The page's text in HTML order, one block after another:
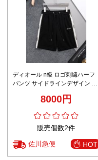
ディオール n級 ロゴ刺繍ハーフ
パンツ サイドラインデザイン 通
8000円
販売個数2件
佐川急便 HOT